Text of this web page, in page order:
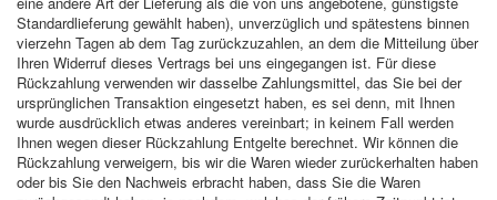
Standardlieferung gewählt haben), unverzüglich und spätestens binnen
vierzehn Tagen ab dem Tag zurückzuzahlen, an dem die Mitteilung über
Ihren Widerruf dieses Vertrags bei uns eingegangen ist. Für diese
Rückzahlung verwenden wir dasselbe Zahlungsmittel, das Sie bei der
ursprünglichen Transaktion eingesetzt haben, es sei denn, mit Ihnen
wurde ausdrücklich etwas anderes vereinbart; in keinem Fall werden
Ihnen wegen dieser Rückzahlung Entgelte berechnet. Wir können die
Rückzahlung verweigern, bis wir die Waren wieder zurückerhalten haben
oder bis Sie den Nachweis erbracht haben, dass Sie die Waren